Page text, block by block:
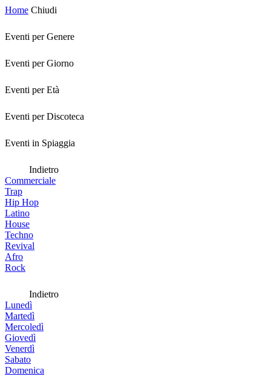
Home Chiudi
Eventi per Genere
Eventi per Giorno
Eventi per Età
Eventi per Discoteca
Eventi in Spiaggia
Indietro
Commerciale
Trap
Hip Hop
Latino
House
Techno
Revival
Afro
Rock
Indietro
Lunedì
Martedì
Mercoledì
Giovedì
Venerdì
Sabato
Domenica